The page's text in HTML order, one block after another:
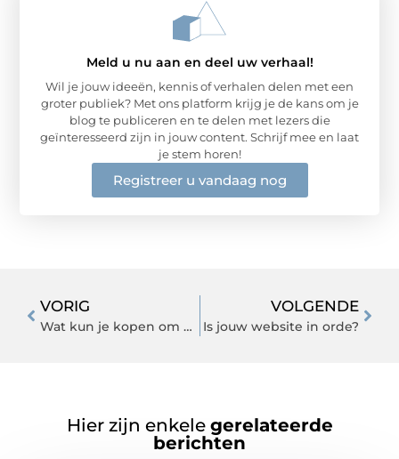
Meld u nu aan en deel uw verhaal!
Wil je jouw ideeën, kennis of verhalen delen met een
groter publiek? Met ons platform krijg je de kans om je
blog te publiceren en te delen met lezers die
geïnteresseerd zijn in jouw content. Schrijf mee en laat
je stem horen!
Registreer u vandaag nog
VORIG
Wat kun je kopen om beter te slapen?
VOLGENDE
Is jouw website in orde?
Hier zijn enkele gerelateerde
berichten